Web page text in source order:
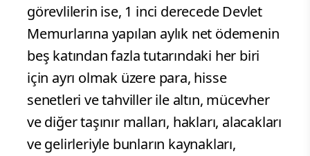
görevlilerin ise, 1 inci derecede Devlet
Memurlarına yapılan aylık net ödemenin
beş katından fazla tutarındaki her biri
için ayrı olmak üzere para, hisse
senetleri ve tahviller ile altın, mücevher
ve diğer taşınır malları, hakları, alacakları
ve gelirleriyle bunların kaynakları,